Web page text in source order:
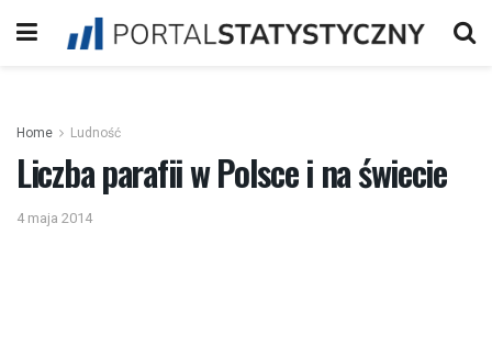
Home Ludność
Liczba parafii w Polsce i na świecie
4 maja 2014